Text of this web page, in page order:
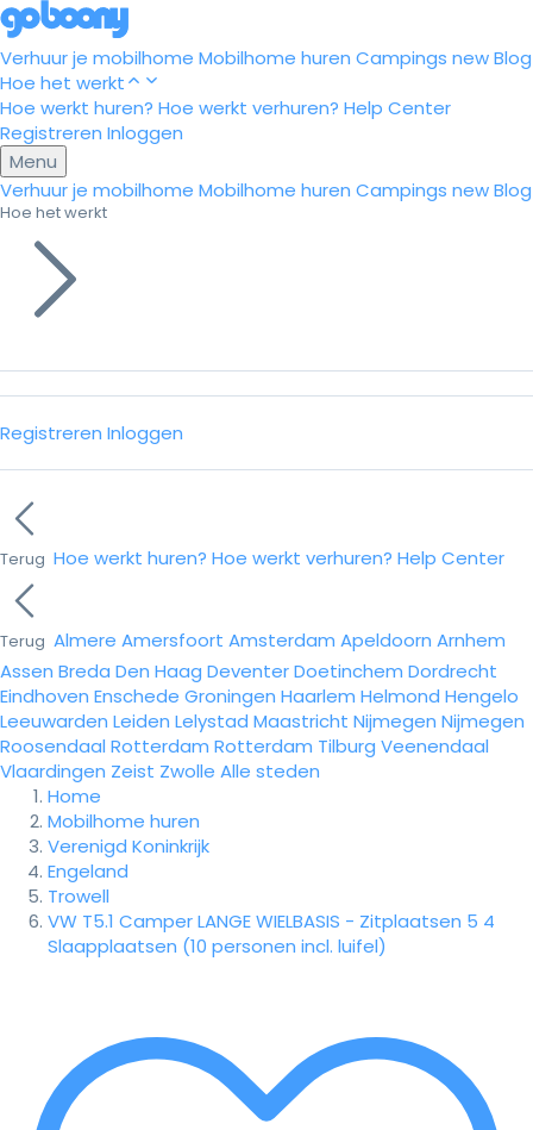
Verhuur je mobilhome Mobilhome huren Campings newBlog
Hoe het werkt
Hoe werkt huren? Hoe werkt verhuren? Help Center
Registreren Inloggen
Menu
Verhuur je mobilhome Mobilhome huren Campings newBlog
Hoe het werkt
Registreren Inloggen
Terug Hoe werkt huren? Hoe werkt verhuren? Help Center
Terug Almere Amersfoort Amsterdam Apeldoorn Arnhem
Assen Breda Den Haag DeventerDoetinchem Dordrecht
Eindhoven Enschede Groningen Haarlem Helmond Hengelo
Leeuwarden Leiden Lelystad Maastricht Nijmegen Nijmegen
Roosendaal Rotterdam Rotterdam Tilburg Veenendaal
Vlaardingen Zeist Zwolle Alle steden
Home
Mobilhome huren
Verenigd Koninkrijk
Engeland
Trowell
VW T5.1 Camper LANGE WIELBASIS - Zitplaatsen 5 4
Slaapplaatsen (10 personen incl. luifel)